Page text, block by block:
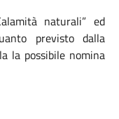
naturali” ed
previsto dalla
la possibile nomina